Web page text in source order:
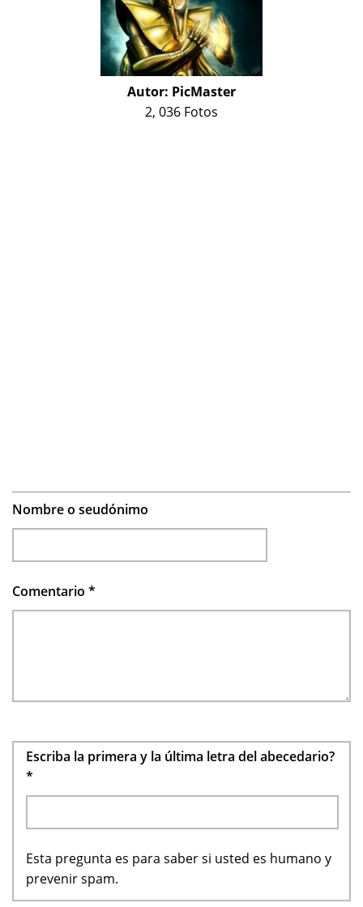
Autor: PicMaster
2, 036 Fotos
Nombre o seudónimo
Comentario *
Escriba la primera y la última letra del abecedario?
*
Esta pregunta es para saber si usted es humano y
prevenir spam.